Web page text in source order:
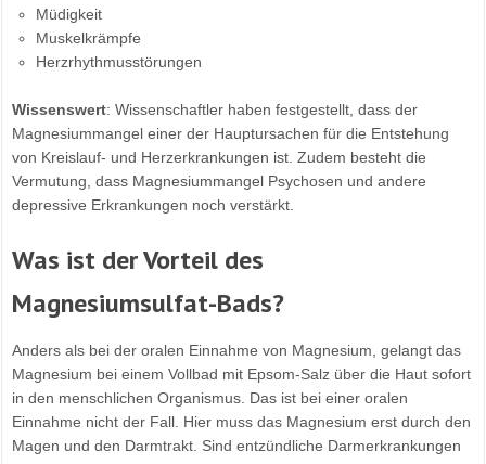
Müdigkeit
Muskelkrämpfe
Herzrhythmusstörungen
Wissenswert: Wissenschaftler haben festgestellt, dass der
Magnesiummangel einer der Hauptursachen für die Entstehung
von Kreislauf- und Herzerkrankungen ist. Zudem besteht die
Vermutung, dass Magnesiummangel Psychosen und andere
depressive Erkrankungen noch verstärkt.
Was ist der Vorteil des
Magnesiumsulfat-Bads?
Anders als bei der oralen Einnahme von Magnesium, gelangt das
Magnesium bei einem Vollbad mit Epsom-Salz über die Haut sofort
in den menschlichen Organismus. Das ist bei einer oralen
Einnahme nicht der Fall. Hier muss das Magnesium erst durch den
Magen und den Darmtrakt. Sind entzündliche Darmerkrankungen